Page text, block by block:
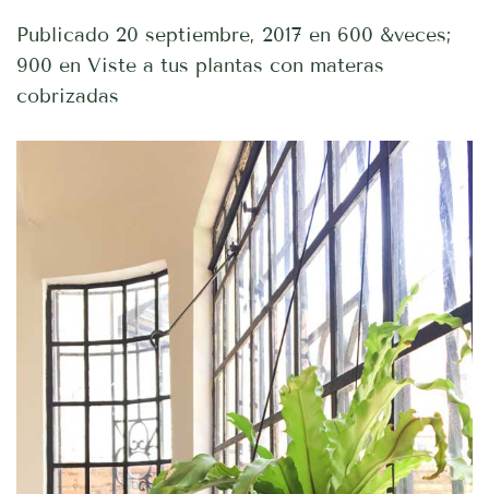
Publicado 20 septiembre, 2017 en 600 &veces;
900 en Viste a tus plantas con materas
cobrizadas